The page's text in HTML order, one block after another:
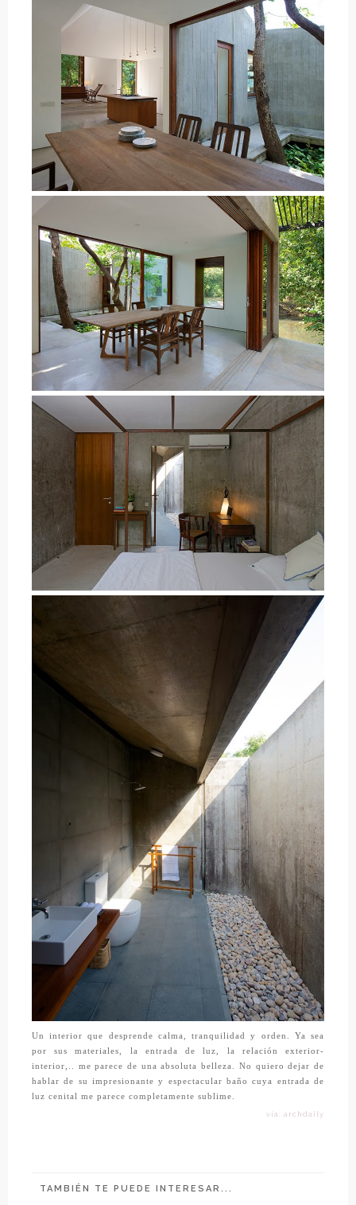
Un interior que desprende calma, tranquilidad y orden. Ya sea
por sus materiales, la entrada de luz, la relación exterior-
interior,.. me parece de una absoluta belleza. No quiero dejar de
hablar de su impresionante y espectacular baño cuya entrada de
luz cenital me parece completamente sublime.
vía: archdaily
TAMBIÉN TE PUEDE INTERESAR...